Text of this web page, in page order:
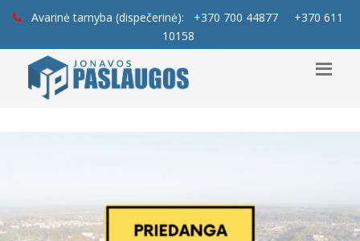
Avarinė tarnyba (dispečerinė): +370 700 44877
+370 611
10158